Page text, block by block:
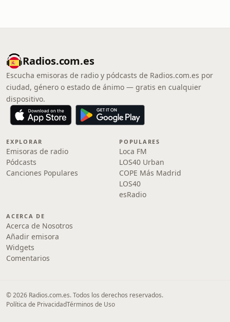
Radios.com.es
Escucha emisoras de radio y pódcasts de Radios.com.es por
ciudad, género o estado de ánimo — gratis en cualquier
dispositivo.
EXPLORAR
Emisoras de radio
Pódcasts
Canciones Populares
POPULARES
Loca FM
LOS40 Urban
COPE Más Madrid
LOS40
esRadio
ACERCA DE
Acerca de Nosotros
Añadir emisora
Widgets
Comentarios
© 2026 Radios.com.es. Todos los derechos reservados.
Política de PrivacidadTérminos de Uso